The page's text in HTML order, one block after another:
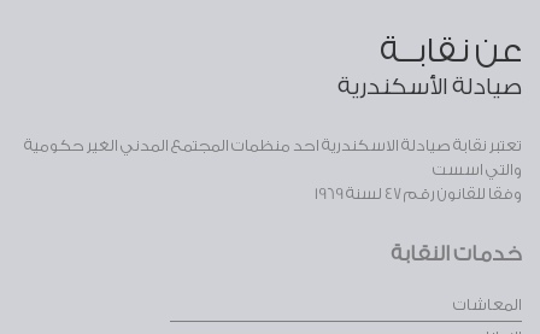
عن نقابــة
صيادلة الأسكندرية
تعتبر نقابة صيادلة الاسكندرية احد منظمات المجتمع المدني الغير حكومية
والتي اسست
وفقا للقانون رقم 47 لسنة 1969
خدمات النقابة
المعاشات